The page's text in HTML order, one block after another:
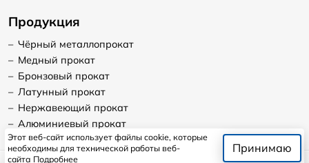
Продукция
– Чёрный металлопрокат
– Медный прокат
– Бронзовый прокат
– Латунный прокат
– Нержавеющий прокат
– Алюминиевый прокат
Этот веб-сайт использует файлы cookie, которые
необходимы для технической работы веб-
сайта Подробнее
Принимаю